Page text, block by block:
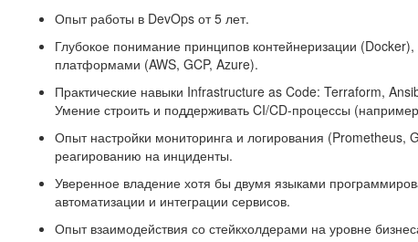
Опыт работы в DevOps от 5 лет.
Глубокое понимание принципов контейнеризации
платформами (AWS, GCP, Azure).
Практические навыки Infrastructure as Code: Terraform,
Умение строить и поддерживать CI/CD-процессы
Опыт настройки мониторинга и логирования (Prometheus,
реагированию на инциденты.
Уверенное владение хотя бы двумя языками
автоматизации и интеграции сервисов.
Опыт взаимодействия со стейкхолдерами на уровне